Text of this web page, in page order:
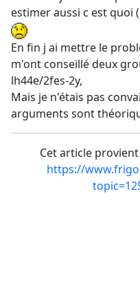
estimer aussi c est quoi
En fin j ai mettre le
m'ont conseillé deux
lh44e/2fes-2y,
Mais je n'étais pas
arguments sont
Cet article
https://